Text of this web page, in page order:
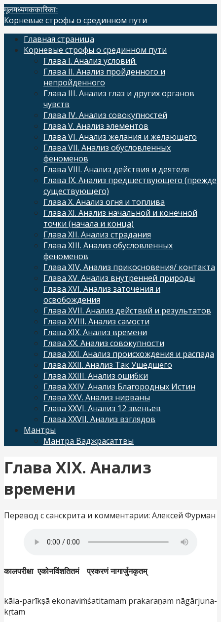
Skip
to
मूलमध्यमककारिकाः
Корневые строфы о срединном пути
Главная страница
Корневые строфы о срединном пути
Глава I. Анализ условий.
Глава II. Анализ пройденного и
непройденного
Глава III. Анализ глаз и других органов
чувств
Глава IV. Анализ совокупностей
Глава V. Анализ элементов
Глава VI. Анализ желания и желающего
Глава VII. Анализ обусловленных
феноменов
Глава VIII. Анализ действия и деятеля
Глава IX. Анализ предшествующего (прежде
существующего)
Глава X. Анализ огня и топлива
Глава XI. Анализ начальной и конечной
точки (начала и конца)
Глава XII. Анализ страдания
Глава XIII. Анализ обусловленных
феноменов
Глава XIV. Анализ прикосновения/ контакта
Глава XV. Анализ внутренней природы
Глава XVI. Анализ заточения и
освобождения
Глава XVII. Анализ действий и результатов
Глава XVIII. Анализ самости
Глава XIX. Анализ времени
Глава XX. Анализ совокупности
Глава XXI. Анализ происхождения и распада
Глава XXII. Анализ Так Ушедшего
Глава XXIII. Анализ ошибки
Глава XXIV. Анализ Благородных Истин
Глава XXV. Анализ нирваны
Глава XXVI. Анализ 12 звеньев
Глава XXVII. Анализ взглядов
Мантры
Мантра Ваджрасаттвы
Глава XIX. Анализ
времени
Перевод с санскрита и комментарии: Алексей Фурман
कालपरीक्षा एकोनविंशतितमं प्रकरणंनागार्जुनकृतम्
kāla-parīkṣā ekonaviṁśatitamam prakaraṇam nāgārjuna-
kṛtam